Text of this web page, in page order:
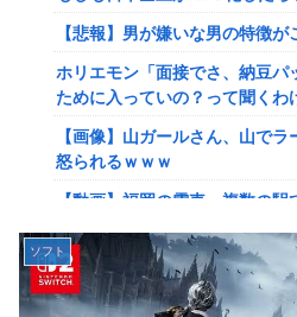
【動画】手術中に熊本地震直撃
避難所にベッドがない！と文句
避難所にベッドが搬入されて
『ドラクエの面白さのピーク
これ
【韓日共同調査】「日本に良
【スト6】竹内ジョン選手「ど
しい。大会の真っただ中にコン
大会が終わった後は微調整。趣
【悲報】男が嫌いな男の特徴
ホリエモン「面接でさ、納豆パ
ために入っていの？って聞くわ
【画像】山ガールさん、山で
怒られるｗｗｗ
【動画】福岡の電車、複数の
【悲報】ショートスリーパー堀
ギレるｗｗｗｗ
ソフト